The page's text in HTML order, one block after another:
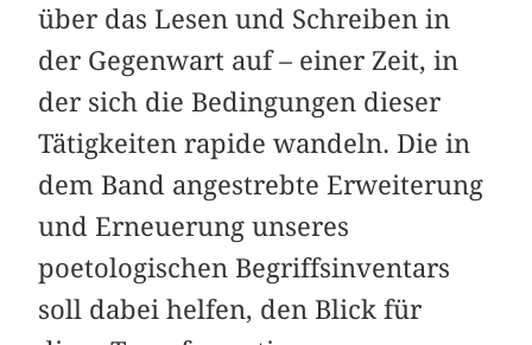
über das Lesen und Schreiben in
der Gegenwart auf – einer Zeit, in
der sich die Bedingungen dieser
Tätigkeiten rapide wandeln. Die in
dem Band angestrebte Erweiterung
und Erneuerung unseres
poetologischen Begriffsinventars
soll dabei helfen, den Blick für